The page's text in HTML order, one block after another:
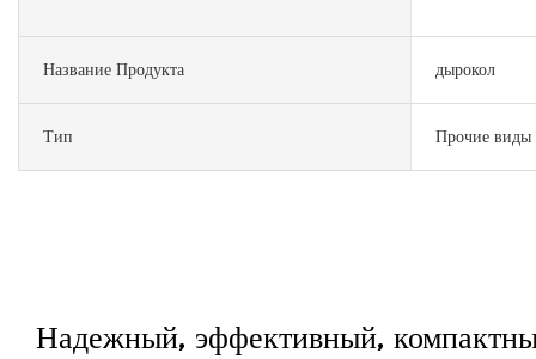
Название Продукта дырокол
Тип Прочие виды
Надежный, эффективный,